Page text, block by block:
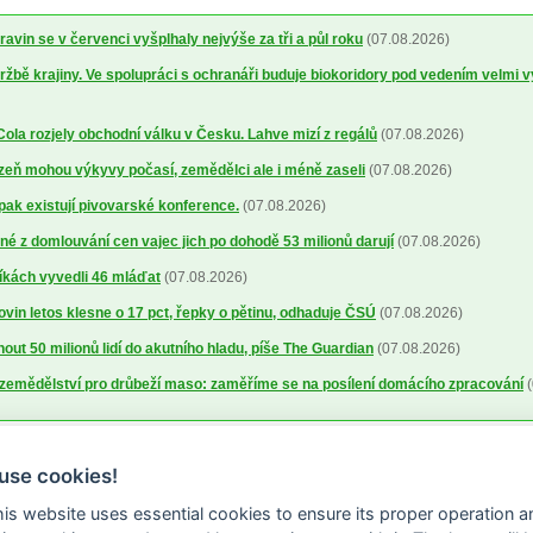
se v červenci vyšplhaly nejvýše za tři a půl roku (07.08.2026)
krajiny. Ve spolupráci s ochranáři buduje biokoridory pod vedením velmi
rozjely obchodní válku v Česku. Lahve mizí z regálů (07.08.2026)
mohou výkyvy počasí, zemědělci ale i méně zaseli (07.08.2026)
existují pivovarské konference. (07.08.2026)
z domlouvání cen vajec jich po dohodě 53 milionů darují (07.08.2026)
vyvedli 46 mláďat (07.08.2026)
letos klesne o 17 pct, řepky o pětinu, odhaduje ČSÚ (07.08.2026)
50 milionů lidí do akutního hladu, píše The Guardian (07.08.2026)
pro drůbeží maso: zaměříme se na posílení domácího zpracování
cookies!
website uses essential cookies to ensure its proper operation